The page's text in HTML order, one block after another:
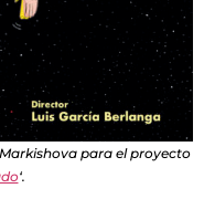
para el proyecto
‘.